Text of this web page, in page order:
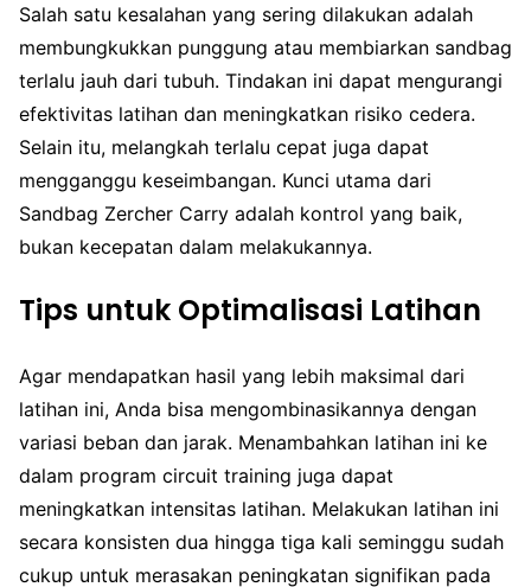
Salah satu kesalahan yang sering dilakukan adalah
membungkukkan punggung atau membiarkan sandbag
terlalu jauh dari tubuh. Tindakan ini dapat mengurangi
efektivitas latihan dan meningkatkan risiko cedera.
Selain itu, melangkah terlalu cepat juga dapat
mengganggu keseimbangan. Kunci utama dari
Sandbag Zercher Carry adalah kontrol yang baik,
bukan kecepatan dalam melakukannya.
Tips untuk Optimalisasi Latihan
Agar mendapatkan hasil yang lebih maksimal dari
latihan ini, Anda bisa mengombinasikannya dengan
variasi beban dan jarak. Menambahkan latihan ini ke
dalam program circuit training juga dapat
meningkatkan intensitas latihan. Melakukan latihan ini
secara konsisten dua hingga tiga kali seminggu sudah
cukup untuk merasakan peningkatan signifikan pada